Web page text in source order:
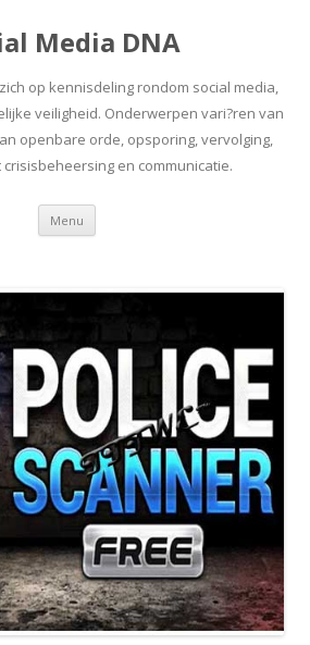
Media DNA
op kennisdeling rondom social media,
veiligheid. Onderwerpen vari?ren van
openbare orde, opsporing, vervolging,
en communicatie.
Menu Spring
inhoud